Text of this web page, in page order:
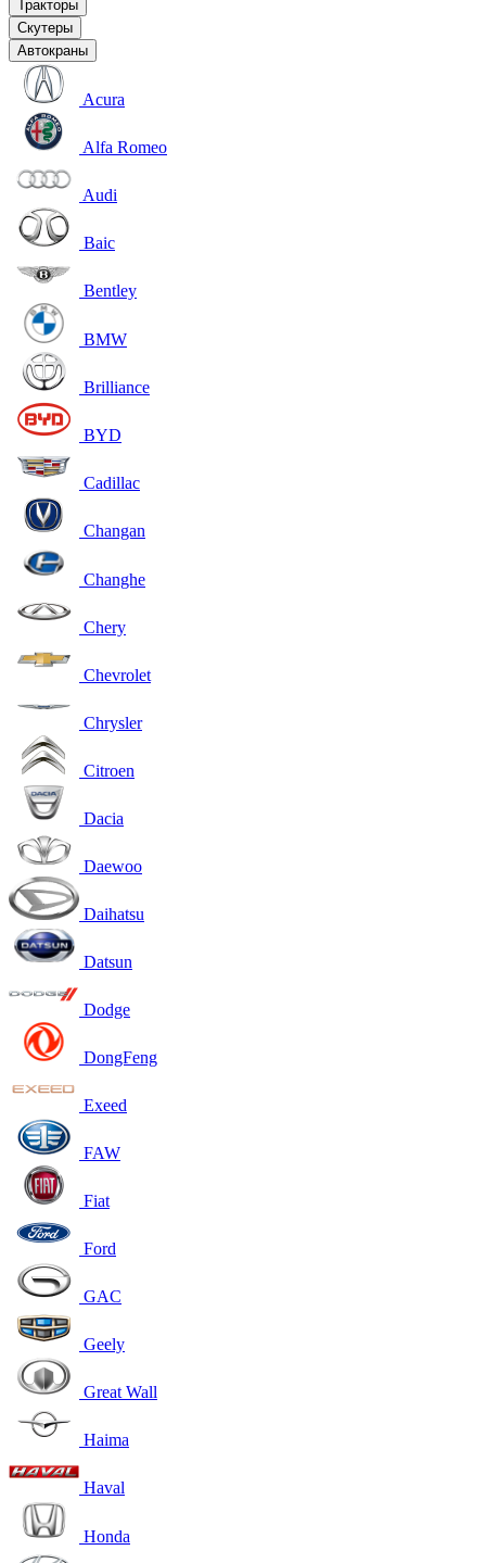
Тракторы
Скутеры
Автокраны
Acura
Alfa Romeo
Audi
Baic
Bentley
BMW
Brilliance
BYD
Cadillac
Changan
Changhe
Chery
Chevrolet
Chrysler
Citroen
Dacia
Daewoo
Daihatsu
Datsun
Dodge
DongFeng
Exeed
FAW
Fiat
Ford
GAC
Geely
Great Wall
Haima
Haval
Honda